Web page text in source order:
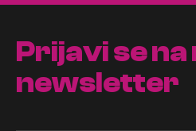
Prijavi se
newsletter